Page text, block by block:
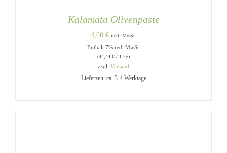
Kalamata Olivenpaste
4,00 € inkl. MwSt.
Enthält 7% red. MwSt.
(44,44 € / 1 kg)
zzgl. Versand
Lieferzeit: ca. 3-4 Werktage